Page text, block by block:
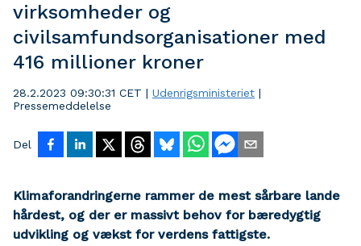
virksomheder og
civilsamfundsorganisationer med
416 millioner kroner
28.2.2023 09:30:31 CET | Udenrigsministeriet |
Pressemeddelelse
Del
Klimaforandringerne rammer de mest sårbare lande
hårdest, og der er massivt behov for bæredygtig
udvikling og vækst for verdens fattigste.